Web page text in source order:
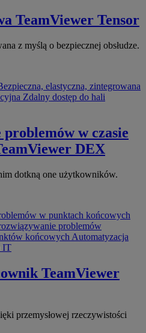
TeamViewer Tensor
z myślą o bezpiecznej obsłudze.
elastyczna, zintegrowana
Zdalny dostęp do hali
w czasie
DEX
dotkną one użytkowników.
w punktach końcowych
problemów
końcowych Automatyzacja
IT
TeamViewer
przemysłowej rzeczywistości